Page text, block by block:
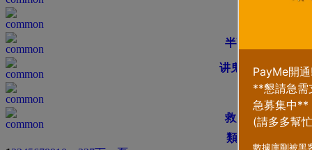
半夜来敲门的人
讲鬼故事之卷纸人
草原深夜
救起跳河的女鬼
類型